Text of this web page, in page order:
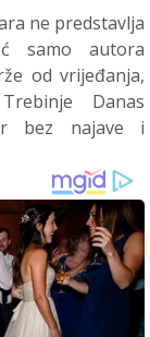
ne predstavlja
samo autora
od vrijeđanja,
Danas
bez najave i